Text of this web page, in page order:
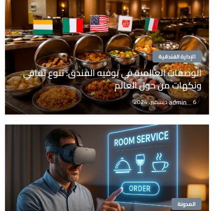
الإدارة الفندقية
الوصفات العالمية في بوفيه الفندق: تنوع ثقافي
ونكهات من حول العالم
admin 6 ديسمبر، 2024
المدونة